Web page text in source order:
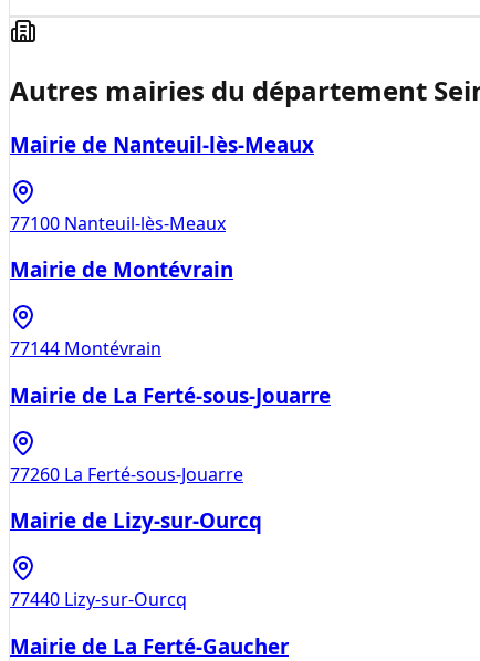
Autres mairies du département
Mairie de Nanteuil-lès-Meaux
77100 Nanteuil-lès-Meaux
Mairie de Montévrain
77144 Montévrain
Mairie de La Ferté-sous-Jouarre
77260 La Ferté-sous-Jouarre
Mairie de Lizy-sur-Ourcq
77440 Lizy-sur-Ourcq
Mairie de La Ferté-Gaucher